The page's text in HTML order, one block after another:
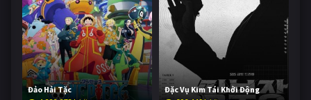
Đảo Hải Tặc
Đặc Vụ Kim Tái Khởi Động